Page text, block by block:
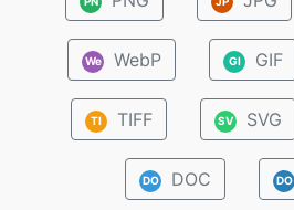
We WebP GI GIF
TI TIFF SV SVG
DO DOC DO